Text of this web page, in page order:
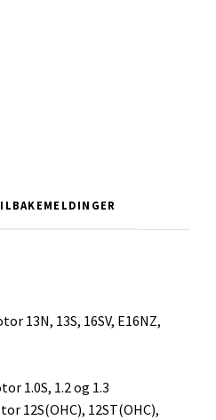
13N, 13S, 16SV, E16NZ,
1.0S, 1.2 og 1.3
12S(OHC), 12ST(OHC),